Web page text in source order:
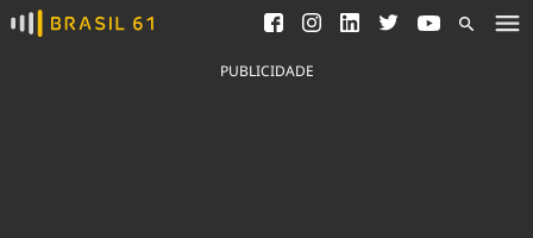
Ver todas as notícias
Saneamento
Indicadores
PUBLICIDADE